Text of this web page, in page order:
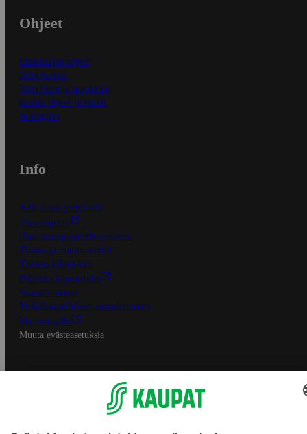
Ohjeet
Ensitilaajan ohjeet
Näin maksat
Näin tilaat ja muokkaat
Kaikki ohjeet ja vinkit
In English
Info
S-Business yrityksille
Oiva-raportit
Osuuskauppojen yhteystiedot
Tilaus- ja toimitusehdot
Tietosuojakäytäntö
Palvelun käyttöehdot
Saavutettavuus
Mobiilisovelluksen saavutettavuus
Mainostajalle
Muuta evästeasetuksia
S-ryhmän palvelut